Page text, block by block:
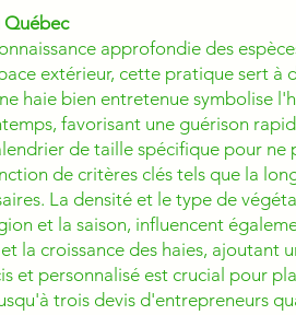
Québec
approfondie des
extérieur, cette pratique sert
haie bien entretenue symbolise
favorisant une guérison
de taille spécifique pour
de critères clés tels que la
La densité et le type de
et la saison, influencent
la croissance des haies, ajoutant
et personnalisé est crucial pour
trois devis d'entrepreneurs